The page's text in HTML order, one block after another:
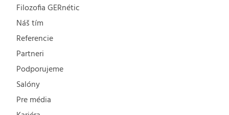
Filozofia GERnétic
Náš tím
Referencie
Partneri
Podporujeme
Salóny
Pre média